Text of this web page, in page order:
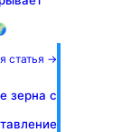
статья →
зерна с